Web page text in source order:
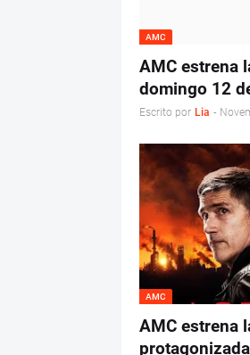
AMC
AMC estrena
domingo 12
Escrito por Lia -
AMC
AMC estrena